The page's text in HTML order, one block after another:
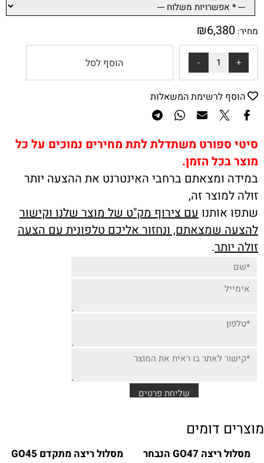
מחיר: ₪6,380
הוסף לסל
הוסף לרשימת המשאלות
סיטי ספורט משתדלת לתת מחירים נמוכים על כל
מוצר בכל הזמן.
במידה ומצאתם ברחבי האינטרנט את ההצעה יותר
זולה למוצר זה,
שתפו אותנו עם צירוף מק"ט של מוצר שלנו וקישור
להצעה שמצאתם, ונחזור אליכם טלפונית עם הצעה
זולה יותר.
מוצרים דומים
מסלול ריצה GO47 הנבחר
מסלול ריצה מתקדם GO45